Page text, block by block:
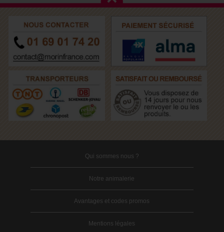
Qui sommes nous ?
Notre animalerie
Avantages et codes promos
Mentions légales